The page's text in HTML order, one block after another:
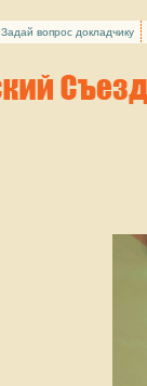
Задай вопрос докладчику